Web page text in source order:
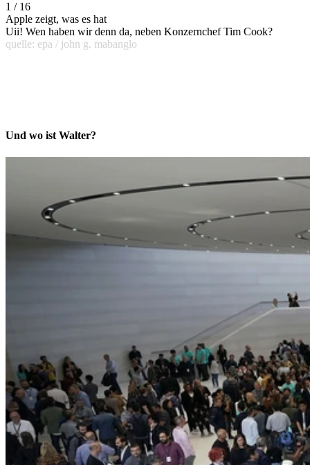
1 / 16
Apple zeigt, was es hat
Uii! Wen haben wir denn da, neben Konzernchef Tim Cook?
quelle: epa / john g. mabanglo
Und wo ist Walter?